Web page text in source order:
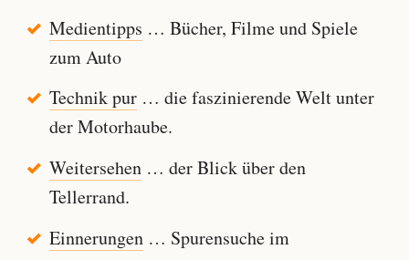
Medientipps … Bücher, Filme und Spiele
zum Auto
Technik pur… die faszinierende Welt unter
der Motorhaube.
Weitersehen… der Blick über den
Tellerrand.
Einnerungen… Spurensuche im